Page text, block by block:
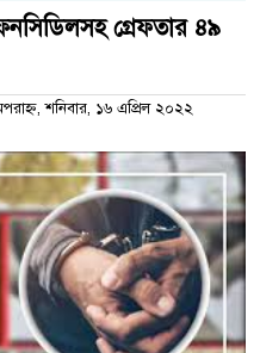
গ্রেফতার ৪৯
শনিবার, ১৬ এপ্রিল ২০২২